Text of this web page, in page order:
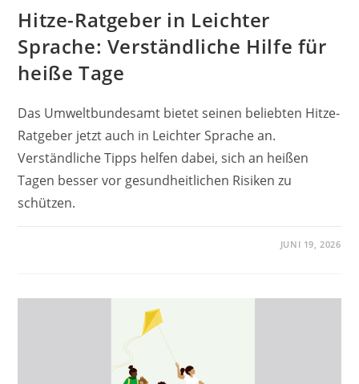
Hitze-Ratgeber in Leichter
Sprache: Verständliche Hilfe für
heiße Tage
Das Umweltbundesamt bietet seinen beliebten Hitze-
Ratgeber jetzt auch in Leichter Sprache an.
Verständliche Tipps helfen dabei, sich an heißen
Tagen besser vor gesundheitlichen Risiken zu
schützen.
JUNI 19, 2026